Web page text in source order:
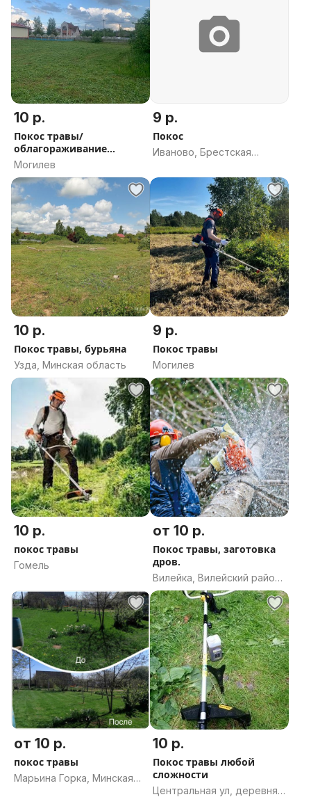
10 р.
Покос травы/
облагораживание
участка
Могилев
9 р.
Покос
Иваново, Брестская
10 р.
Покос травы, бурьяна
Узда, Минская область
9 р.
Покос травы
Могилев
10 р.
покос травы
Гомель
от 10 р.
Покос травы, заготовка
дров.
Вилейка, Вилейский район,
Минская область
от 10 р.
покос травы
Марьина Горка, Минская
10 р.
Покос травы любой
сложности
Центральная ул, деревня